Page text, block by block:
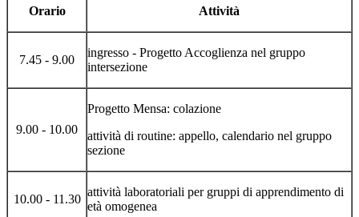
Orario Attività
7.45 - 9.00
ingresso - Progetto Accoglienza nel gruppo
intersezione
9.00 - 10.00
Progetto Mensa: colazione
attività di routine: appello, calendario nel gruppo
sezione
10.00 - 11.30
attività laboratoriali per gruppi di apprendimento di
età omogenea